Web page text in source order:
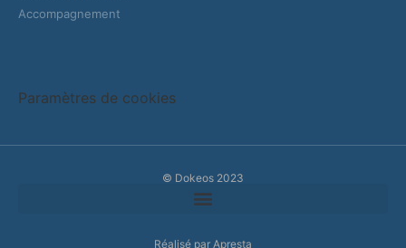
Accompagnement
Paramètres de cookies
© Dokeos 2023
Réalisé par Apresta